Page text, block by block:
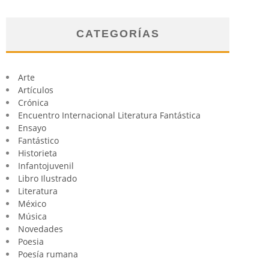
CATEGORÍAS
Arte
Artículos
Crónica
Encuentro Internacional Literatura Fantástica
Ensayo
Fantástico
Historieta
Infantojuvenil
Libro Ilustrado
Literatura
México
Música
Novedades
Poesia
Poesía rumana